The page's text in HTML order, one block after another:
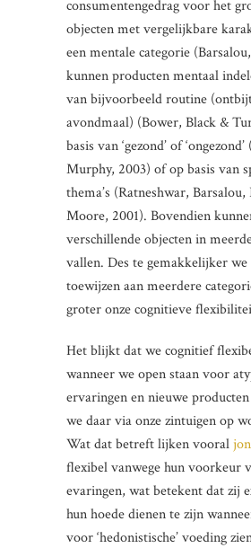
consumentengedrag voor het
objecten met vergelijkbare
een mentale categorie
kunnen producten mentaal
van bijvoorbeeld routine
avondmaal) (Bower, Black &
basis van ‘gezond’ of
Murphy, 2003) of op basis van
thema’s (Ratneshwar,
Moore, 2001). Bovendien
verschillende objecten in
vallen. Des te gemakkelijker we
toewijzen aan meerdere
groter onze cognitieve
Het blijkt dat we cognitief
wanneer we open staan voor
ervaringen en nieuwe
we daar via onze zintuigen op
Wat dat betreft lijken vooral
flexibel vanwege hun voorkeur
evaringen, wat betekent dat zij
hun hoede dienen te zijn
voor ‘hedonistische’ voeding